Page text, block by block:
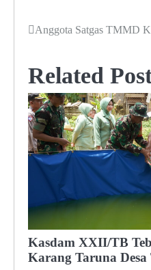
Navigasi
Anggota Satgas TMMD
Related
Kasdam XXII/TB
Karang Taruna